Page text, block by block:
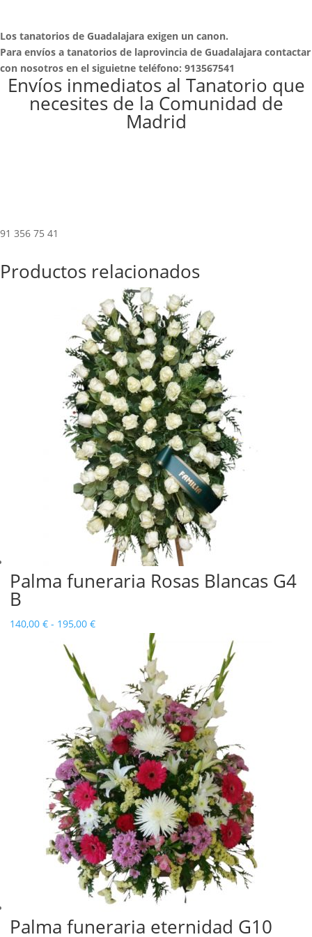
Los tanatorios de Guadalajara exigen un canon.
Para envíos a tanatorios de laprovincia de Guadalajara contactar
con nosotros en el siguietne teléfono: 913567541
Envíos inmediatos al Tanatorio que
necesites de la Comunidad de
Madrid
91 356 75 41
Productos relacionados
Palma funeraria Rosas Blancas G4
B
140,00 € - 195,00 €Rango
140,00 €
hasta
195,00 €
Palma funeraria eternidad G10